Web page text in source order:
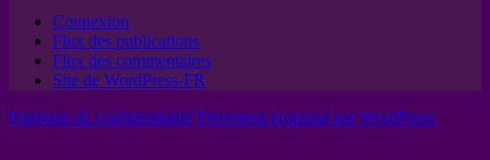
Connexion
Flux des publications
Flux des commentaires
Site de WordPress-FR
Politique de confidentialité Fièrement propulsé par WordPress